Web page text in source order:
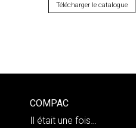
Télécharger le catalogue
COMPAC
Il était une fois…